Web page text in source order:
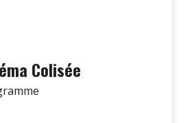
Colisée